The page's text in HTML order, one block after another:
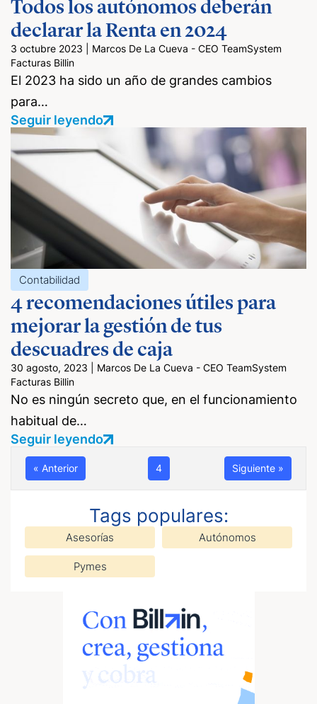
Todos los autónomos deberán
declarar la Renta en 2024
3 octubre 2023
Marcos De La Cueva - CEO TeamSystem
Facturas Billin
El 2023 ha sido un año de grandes cambios
para…
Seguir leyendo
Contabilidad
4 recomendaciones útiles para
mejorar la gestión de tus
descuadres de caja
30 agosto, 2023
Marcos De La Cueva - CEO TeamSystem
Facturas Billin
No es ningún secreto que, en el funcionamiento
habitual de…
Seguir leyendo
« Anterior 4 Siguiente »
Tags populares:
Asesorías Autónomos
Pymes